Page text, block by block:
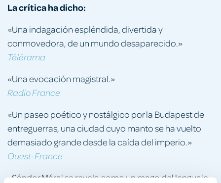
La crítica ha dicho:
«Una indagación espléndida, divertida y
conmovedora, de un mundo desaparecido.»
Télérama
«Una evocación magistral.»
Radio France
«Un paseo poético y nostálgico por la Budapest de
entreguerras, una ciudad cuyo manto se ha vuelto
demasiado grande desde la caída del imperio.»
Ouest-France
«Sándor Márai se revela como un mago del lenguaje